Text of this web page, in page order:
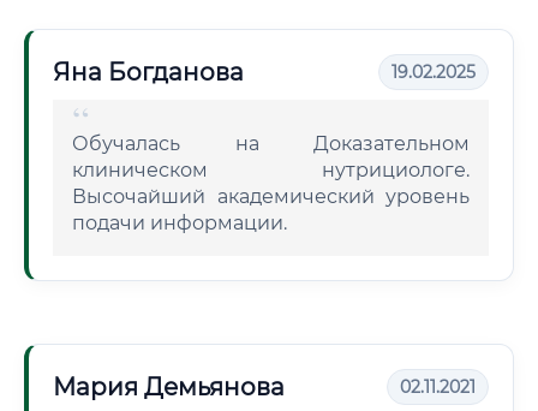
Яна Богданова 19.02.2025
Обучалась на Доказательном
клиническом нутрициологе.
Высочайший академический уровень
подачи информации.
Мария Демьянова 02.11.2021